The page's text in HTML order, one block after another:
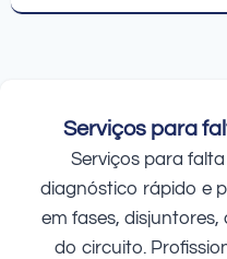
Serviços para
Serviços para
diagnóstico rápido e
em fases,
do circuito.